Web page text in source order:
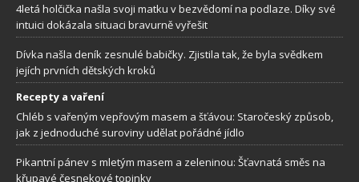
4letá holčička našla svoji matku v bezvědomí na podlaze. Díky své
intuici dokázala situaci bravurně vyřešit
Dívka našla deník zesnulé babičky. Zjistila tak, že byla svědkem
jejích prvních dětských kroků
Recepty a vaření
Chléb s vařeným vepřovým masem a šťávou: Staročeský způsob,
jak z jednoduché suroviny udělat pořádné jídlo
Pikantní pánev s mletým masem a zeleninou: Šťavnatá směs na
křupavé česnekové topinky